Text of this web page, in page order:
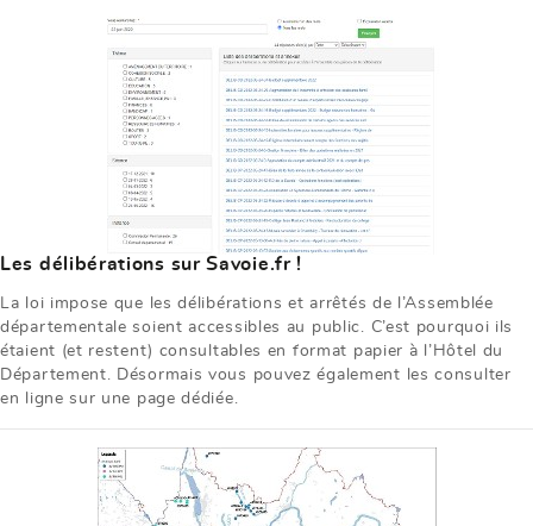
Les délibérations sur Savoie.fr !
La loi impose que les délibérations et arrêtés de l’Assemblée
départementale soient accessibles au public. C’est pourquoi ils
étaient (et restent) consultables en format papier à l’Hôtel du
Département. Désormais vous pouvez également les consulter
en ligne sur une page dédiée.